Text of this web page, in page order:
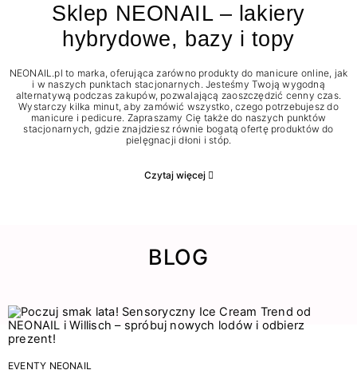
Sklep NEONAIL – lakiery
hybrydowe, bazy i topy
NEONAIL.pl to marka, oferująca zarówno produkty do manicure online, jak
i w naszych punktach stacjonarnych. Jesteśmy Twoją wygodną
alternatywą podczas zakupów, pozwalającą zaoszczędzić cenny czas.
Wystarczy kilka minut, aby zamówić wszystko, czego potrzebujesz do
manicure i pedicure. Zapraszamy Cię także do naszych punktów
stacjonarnych, gdzie znajdziesz równie bogatą ofertę produktów do
pielęgnacji dłoni i stóp.
Czytaj więcej
BLOG
EVENTY NEONAIL